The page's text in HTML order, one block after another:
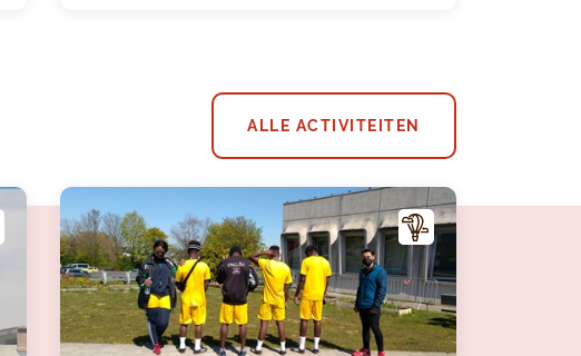
ALLE ACTIVITEITEN
A
CTIV
ITEI
T